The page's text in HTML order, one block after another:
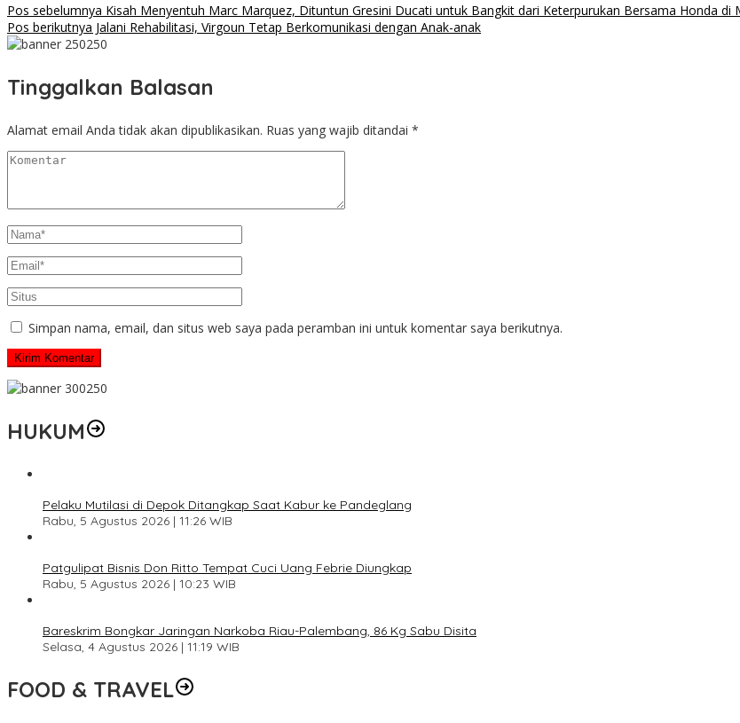
Pos sebelumnya Kisah Menyentuh Marc Marquez, Dituntun Gresini Ducati untuk Bangkit dari Keterpurukan Bersama Honda di
Pos berikutnya Jalani Rehabilitasi, Virgoun Tetap Berkomunikasi dengan Anak-anak
Tinggalkan Balasan
Alamat email Anda tidak akan dipublikasikan. Ruas yang wajib ditandai *
Simpan nama, email, dan situs web saya pada peramban ini untuk komentar saya berikutnya.
HUKUM
Pelaku Mutilasi di Depok Ditangkap Saat Kabur ke Pandeglang
Rabu, 5 Agustus 2026 | 11:26 WIB
Patgulipat Bisnis Don Ritto Tempat Cuci Uang Febrie Diungkap
Rabu, 5 Agustus 2026 | 10:23 WIB
Bareskrim Bongkar Jaringan Narkoba Riau-Palembang, 86 Kg Sabu Disita
Selasa, 4 Agustus 2026 | 11:19 WIB
FOOD & TRAVEL